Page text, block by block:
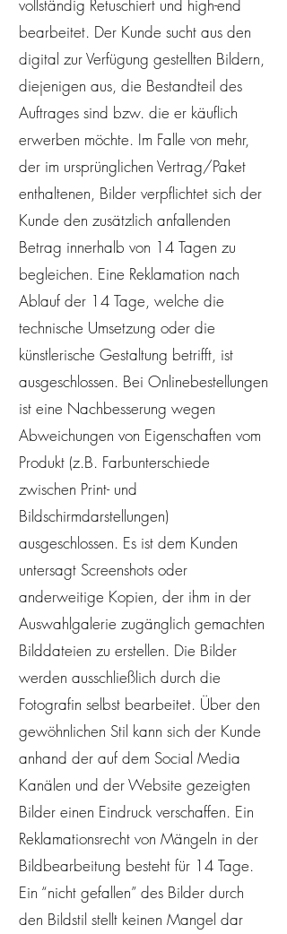
vollständig Retuschiert und high-end
bearbeitet. Der Kunde sucht aus den
digital zur Verfügung gestellten Bildern,
diejenigen aus, die Bestandteil des
Auftrages sind bzw. die er käuflich
erwerben möchte. Im Falle von mehr,
der im ursprünglichen Vertrag/Paket
enthaltenen, Bilder verpflichtet sich der
Kunde den zusätzlich anfallenden
Betrag innerhalb von 14 Tagen zu
begleichen. Eine Reklamation nach
Ablauf der 14 Tage, welche die
technische Umsetzung oder die
künstlerische Gestaltung betrifft, ist
ausgeschlossen. Bei Onlinebestellungen
ist eine Nachbesserung wegen
Abweichungen von Eigenschaften vom
Produkt (z.B. Farbunterschiede
zwischen Print- und
Bildschirmdarstellungen)
ausgeschlossen. Es ist dem Kunden
untersagt Screenshots oder
anderweitige Kopien, der ihm in der
Auswahlgalerie zugänglich gemachten
Bilddateien zu erstellen. Die Bilder
werden ausschließlich durch die
Fotografin selbst bearbeitet. Über den
gewöhnlichen Stil kann sich der Kunde
anhand der auf dem Social Media
Kanälen und der Website gezeigten
Bilder einen Eindruck verschaffen. Ein
Reklamationsrecht von Mängeln in der
Bildbearbeitung besteht für 14 Tage.
Ein “nicht gefallen” des Bilder durch
den Bildstil stellt keinen Mangel dar